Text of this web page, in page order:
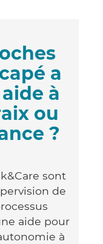
a
à
ou
?
sont
de
aide pour
à